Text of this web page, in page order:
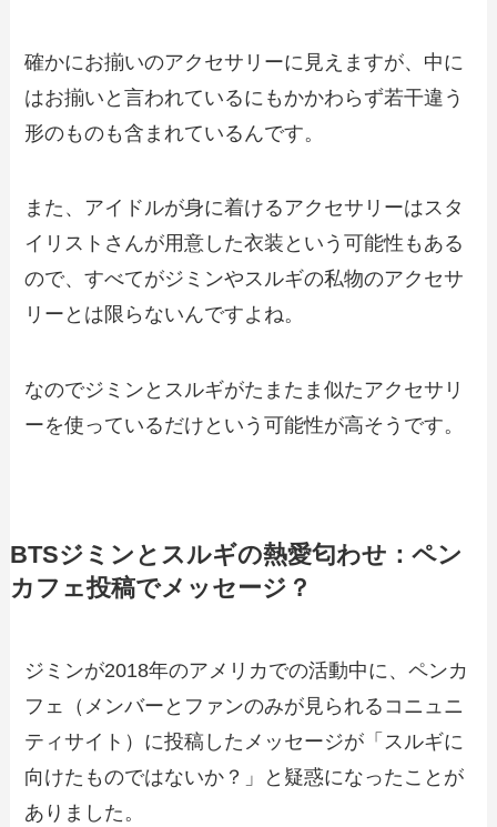
確かにお揃いのアクセサリーに見えますが、中に
はお揃いと言われているにもかかわらず若干違う
形のものも含まれているんです。
また、アイドルが身に着けるアクセサリーはスタ
イリストさんが用意した衣装という可能性もある
ので、すべてがジミンやスルギの私物のアクセサ
リーとは限らないんですよね。
なのでジミンとスルギがたまたま似たアクセサリ
ーを使っているだけという可能性が高そうです。
BTSジミンとスルギの熱愛匂わせ：ペン
カフェ投稿でメッセージ？
ジミンが2018年のアメリカでの活動中に、ペンカ
フェ（メンバーとファンのみが見られるコニュニ
ティサイト）に投稿したメッセージが「スルギに
向けたものではないか？」と疑惑になったことが
ありました。